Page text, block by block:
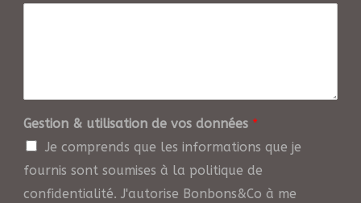
Gestion & utilisation de vos données *
Je comprends que les informations que je
fournis sont soumises à la politique de
confidentialité. J'autorise Bonbons&Co à me